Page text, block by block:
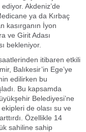
Akdeniz’de
ya da Kırbaç
kasırganın İyon
ve Girit Adası
bekleniyor.
itibaren etkili
Balıkesir’in Ege’ye
edilirken bu
Bu kapsamda
Belediyesi’ne
de olası su ve
Özellikle 14
sahiline sahip